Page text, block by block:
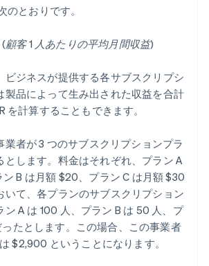
のとおりです。
顧客 1 人あたりの平均月間収益)
ビジネスが提供する各サブスクリプシ
製品によって生み出された収益を合計
を計算することもできます。
業者が 3 つのサブスクリプションプラ
とします。料金はそれぞれ、プラン A
B は月額 $20、プラン C は月額 $30
いて、各プランのサブスクリプション
A は 100 人、プラン B は 50 人、プ
ったとします。この場合、この事業者
$2,900 ということになります。